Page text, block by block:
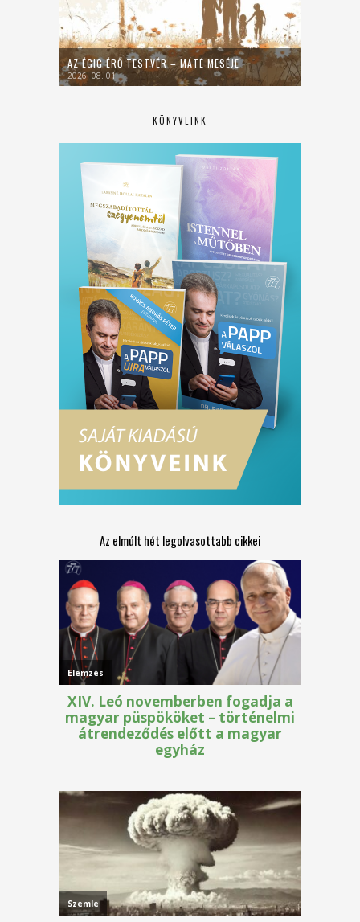
AZ ÉGIG ÉRŐ TESTVÉR – MÁTÉ MESÉJE
2026. 08. 01.
KÖNYVEINK
Az elmúlt hét legolvasottabb cikkei